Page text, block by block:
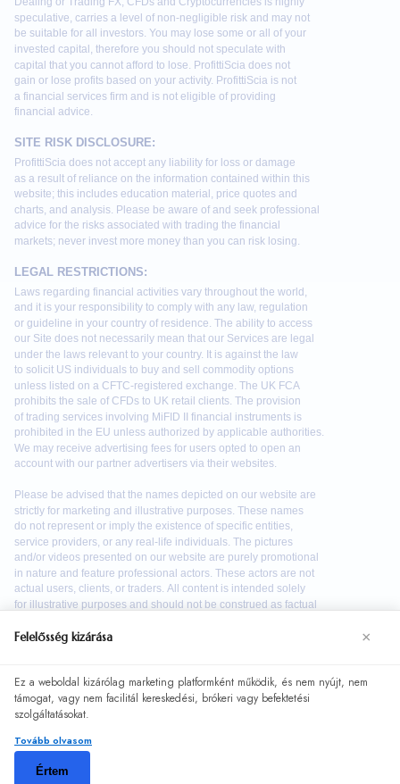
2026bitql. Minden jog fenntartva.
We use cookies to enhance your browsing experience. By
continuing to use our website, you agree to our use of
cookies. See our
Accept
Felelősség kizárása ×
Ez a weboldal kizárólag marketing platformként működik, és nem nyújt, nem
támogat, vagy nem facilitál kereskedési, brókeri vagy befektetési
szolgáltatásokat.
Tovább olvasom
Értem